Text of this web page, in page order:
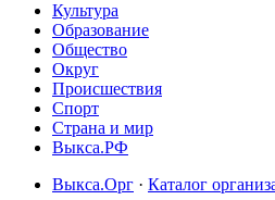
Культура
Образование
Общество
Округ
Происшествия
Спорт
Страна и мир
Выкса.РФ
Выкса.Орг · Каталог